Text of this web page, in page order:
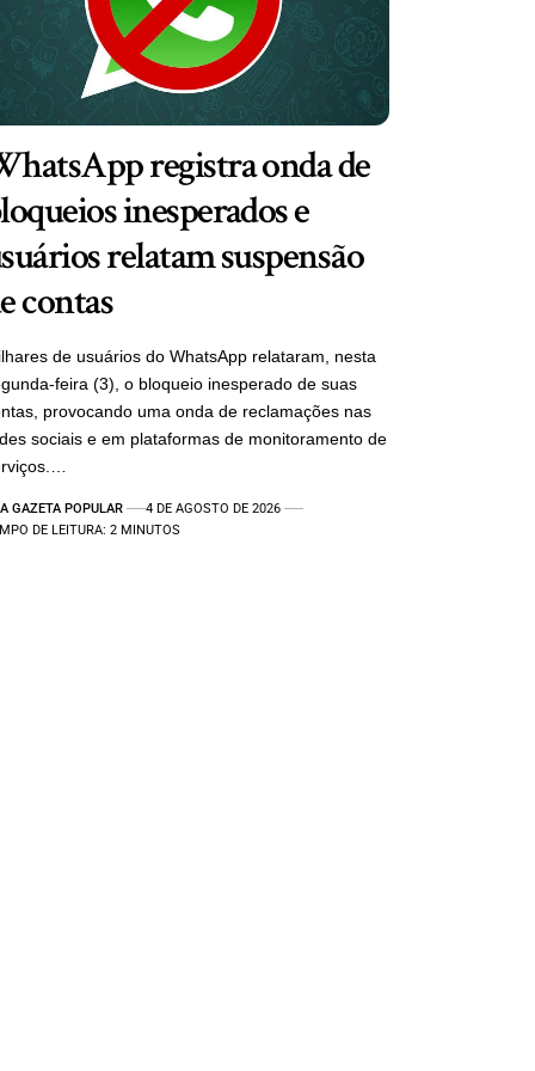
registra onda de
inesperados e
relatam suspensão
contas
de usuários do WhatsApp relataram, nesta
feira (3), o bloqueio inesperado de suas
provocando uma onda de reclamações nas
sociais e em plataformas de monitoramento de
A GAZETA POPULAR
4 DE AGOSTO DE 2026
DE LEITURA: 2 MINUTOS